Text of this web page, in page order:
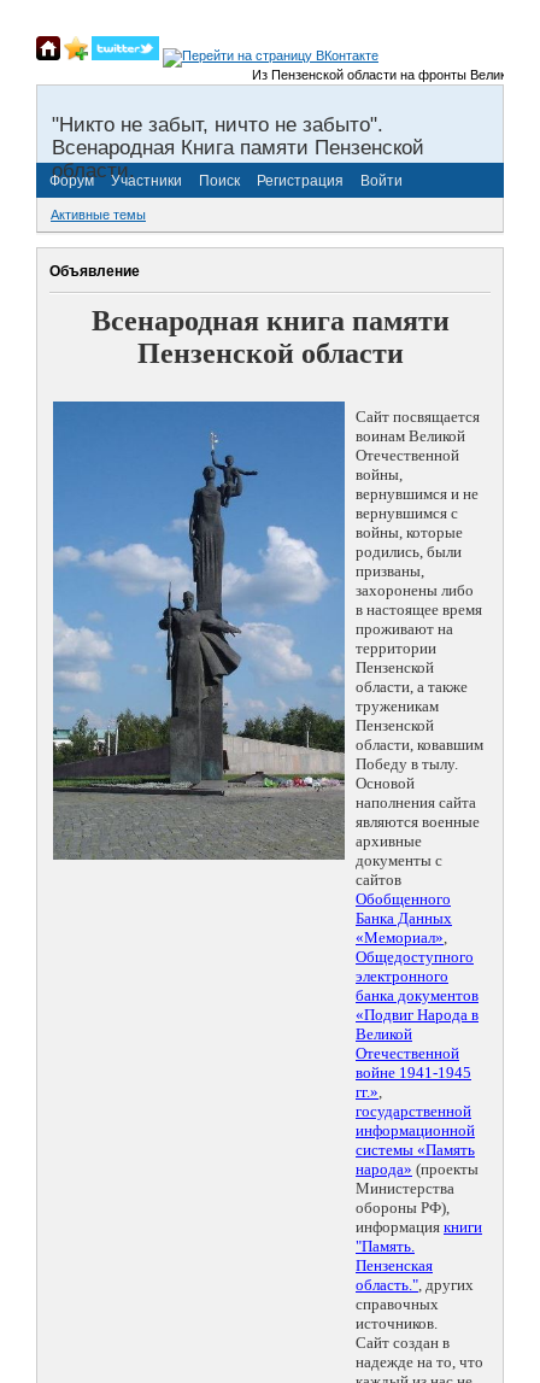
Из Пензенской области на фронты Великой
"Никто не забыт, ничто не забыто".
Всенародная Книга памяти Пензенской
области.
Форум Участники Поиск Регистрация Войти
Активные темы
Объявление
Всенародная книга памяти
Пензенской области
Сайт посвящается
воинам Великой
Отечественной
войны,
вернувшимся и не
вернувшимся с
войны, которые
родились, были
призваны,
захоронены либо
в настоящее время
проживают на
территории
Пензенской
области, а также
труженикам
Пензенской
области, ковавшим
Победу в тылу.
Основой
наполнения сайта
являются военные
архивные
документы с
сайтов
Обобщенного
Банка Данных
«Мемориал»,
Общедоступного
электронного
банка документов
«Подвиг Народа в
Великой
Отечественной
войне 1941-1945
гг.»,
государственной
информационной
системы «Память
народа» (проекты
Министерства
обороны РФ),
информация книги
"Память.
Пензенская
область.", других
справочных
источников.
Сайт создан в
надежде на то, что